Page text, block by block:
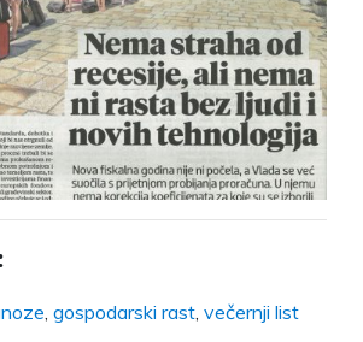
, gospodarski rast, večernji list